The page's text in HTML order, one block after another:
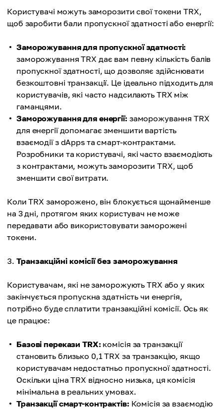
Користувачі можуть заморозити свої токени TRX,
щоб заробити бали пропускної здатності або енергії:
Заморожування для пропускної здатності:
заморожування TRX дає вам певну кількість балів
пропускної здатності, що дозволяє здійснювати
безкоштовні транзакції. Це ідеально підходить для
користувачів, які часто надсилають TRX між
гаманцями.
Заморожування для енергії: заморожування TRX
для енергії допомагає зменшити вартість
взаємодії з dApps та смарт-контрактами.
Розробники та користувачі, які часто взаємодіють
з контрактами, можуть заморозити TRX, щоб
зменшити свої витрати.
Коли TRX заморожено, він блокується щонайменше
на 3 дні, протягом яких користувач не може
передавати або використовувати заморожені
токени.
Транзакційні комісії без заморожування
Користувачам, які не заморожують TRX або у яких
закінчується пропускна здатність чи енергія,
потрібно буде сплатити транзакційні комісії. Ось як
це працює:
Базові перекази TRX: комісія за транзакції
становить близько 0,1 TRX за транзакцію, якщо
користувачам недостатньо пропускної здатності.
Оскільки ціна TRX відносно низька, ця комісія
мінімальна в реальних умовах.
Транзакції смарт-контрактів: Комісія за взаємодію